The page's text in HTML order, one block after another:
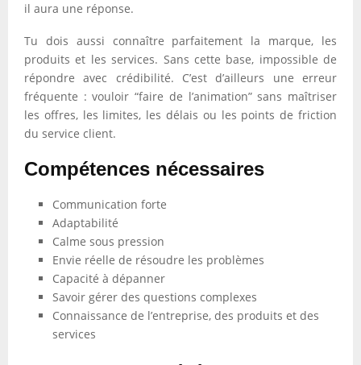
il aura une réponse.
Tu dois aussi connaître parfaitement la marque, les
produits et les services. Sans cette base, impossible de
répondre avec crédibilité. C’est d’ailleurs une erreur
fréquente : vouloir “faire de l’animation” sans maîtriser
les offres, les limites, les délais ou les points de friction
du service client.
Compétences nécessaires
Communication forte
Adaptabilité
Calme sous pression
Envie réelle de résoudre les problèmes
Capacité à dépanner
Savoir gérer des questions complexes
Connaissance de l’entreprise, des produits et des
services